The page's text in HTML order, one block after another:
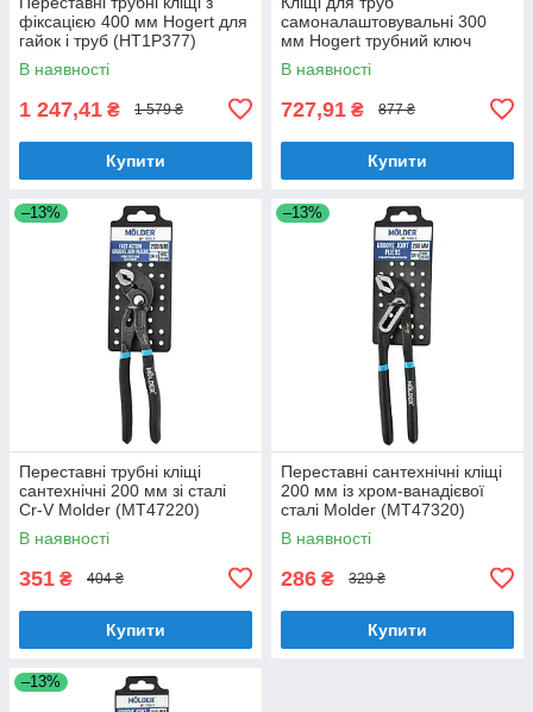
фіксацією 400 мм Hogert для
гайок і труб (HT1P377)
В наявності
1 247,41 ₴ 1 579 ₴
Купити
самоналаштовувальні 300
мм Hogert трубний ключ
(HT1P379)
В наявності
727,91 ₴ 877 ₴
Купити
–13%
Переставні трубні кліщі
сантехнічні 200 мм зі сталі
Cr-V Molder (MT47220)
В наявності
351 ₴ 404 ₴
Купити
–13%
Переставні сантехнічні кліщі
200 мм із хром-ванадієвої
сталі Molder (MT47320)
В наявності
286 ₴ 329 ₴
Купити
–13%